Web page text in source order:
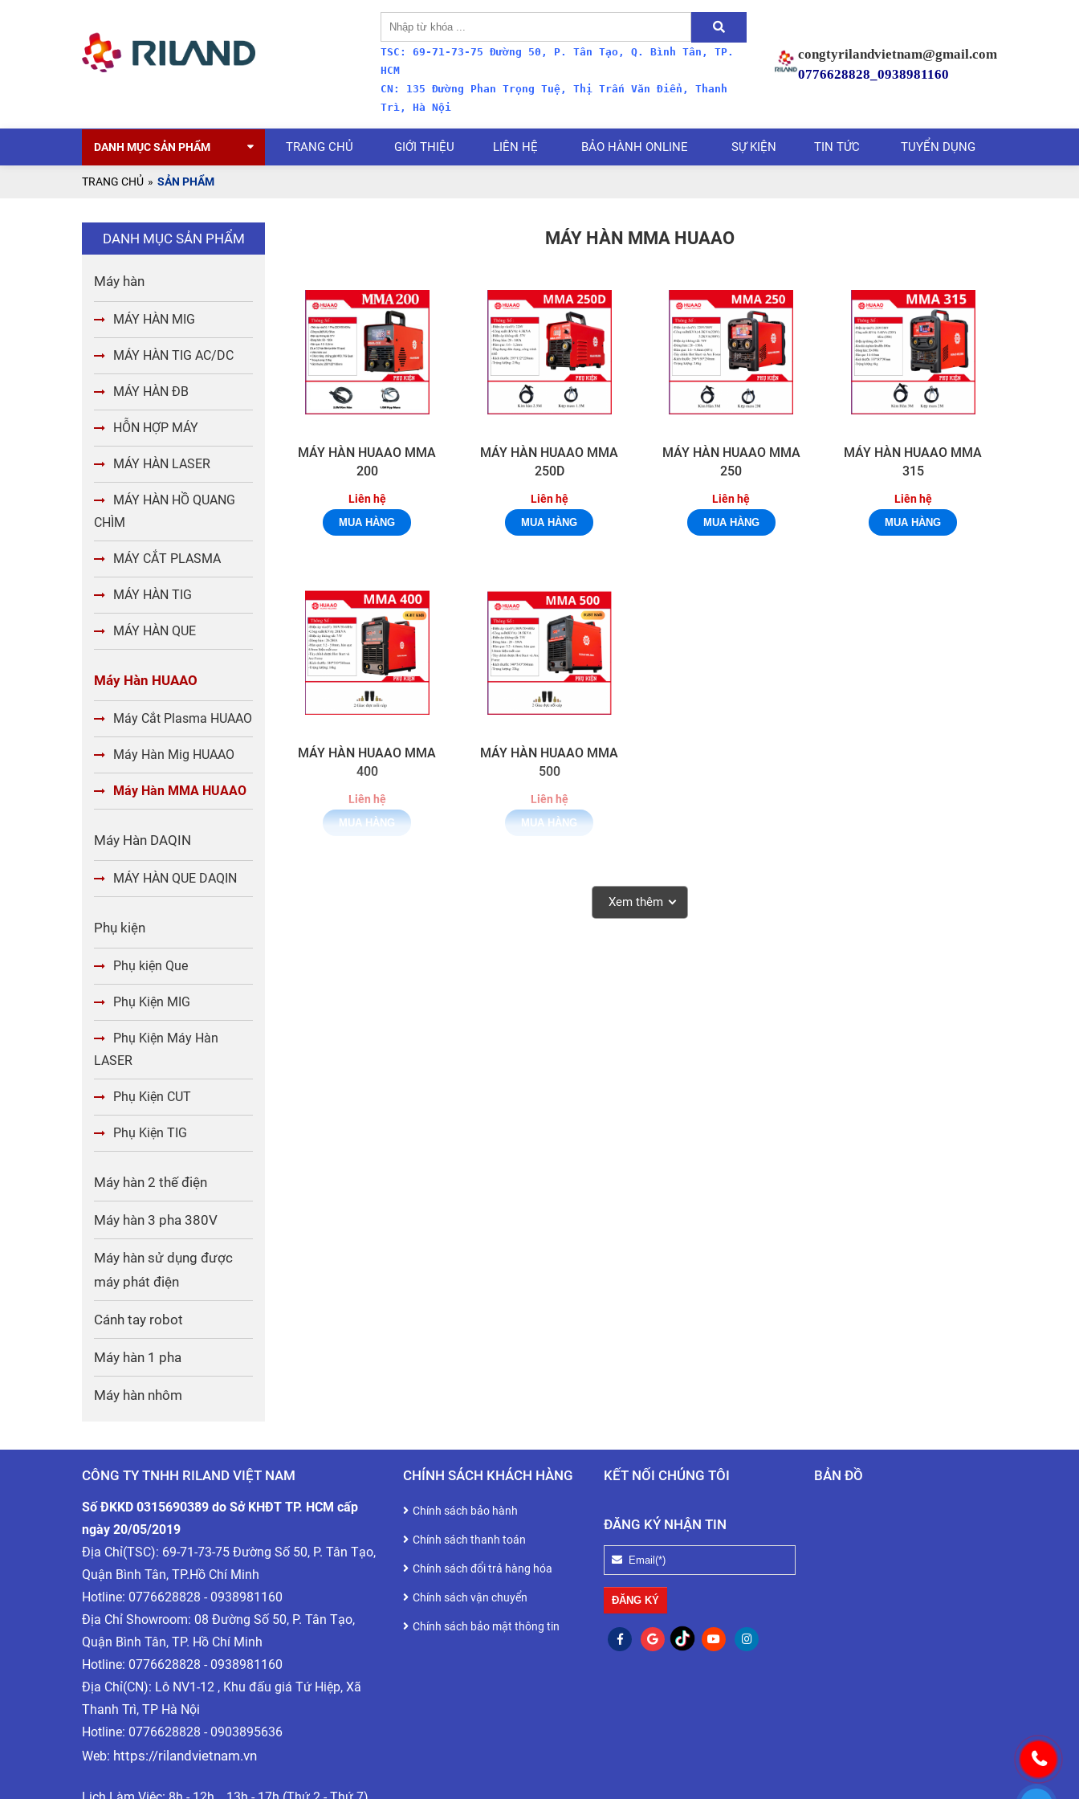
TSC: 69-71-73-75 Đường 50, P. Tân Tạo, Q. Bình Tân, TP.
HCM
CN: 135 Đường Phan Trọng Tuệ, Thị Trấn Văn Điển, Thanh
Trì, Hà Nội
congtyrilandvietnam@gmail.com
0776628828_ 0938981160
DANH MỤC SẢN PHẨM TRANG CHỦ GIỚI THIỆU LIÊN HỆ BẢO HÀNH ONLINE SỰ KIỆN TIN TỨC TUYỂN DỤNG
TRANG CHỦ » SẢN PHẨM
DANH MỤC SẢN PHẨM
Máy hàn
MÁY HÀN MIG
MÁY HÀN TIG AC/DC
MÁY HÀN ĐB
HỖN HỢP MÁY
MÁY HÀN LASER
MÁY HÀN HỒ QUANG
CHÌM
MÁY CẮT PLASMA
MÁY HÀN TIG
MÁY HÀN QUE
Máy Hàn HUAAO
Máy Cắt Plasma HUAAO
Máy Hàn Mig HUAAO
Máy Hàn MMA HUAAO
Máy Hàn DAQIN
MÁY HÀN QUE DAQIN
Phụ kiện
Phụ kiện Que
Phụ Kiện MIG
Phụ Kiện Máy Hàn
LASER
Phụ Kiện CUT
Phụ Kiện TIG
Máy hàn 2 thế điện
Máy hàn 3 pha 380V
Máy hàn sử dụng được
máy phát điện
Cánh tay robot
Máy hàn 1 pha
Máy hàn nhôm
MÁY HÀN MMA HUAAO
MÁY HÀN HUAAO MMA
200
Liên hệ
MÁY HÀN HUAAO MMA
250D
Liên hệ
MÁY HÀN HUAAO MMA
250
Liên hệ
MÁY HÀN HUAAO MMA
315
Liên hệ
MÁY HÀN HUAAO MMA
400
Liên hệ
MÁY HÀN HUAAO MMA
500
Liên hệ
Xem thêm
CÔNG TY TNHH RILAND VIỆT NAM
Số ĐKKD 0315690389 do Sở KHĐT TP. HCM cấp
ngày 20/05/2019
Địa Chỉ(TSC): 69-71-73-75 Đường Số 50, P. Tân Tạo,
Quận Bình Tân, TP.Hồ Chí Minh
Hotline: 0776628828 - 0938981160
Địa Chỉ Showroom: 08 Đường Số 50, P. Tân Tạo,
Quận Bình Tân, TP. Hồ Chí Minh
Hotline: 0776628828 - 0938981160
Địa Chỉ(CN): Lô NV1-12 , Khu đấu giá Tứ Hiệp, Xã
Thanh Trì, TP Hà Nội
Hotline: 0776628828 - 0903895636
Web: https://rilandvietnam.vn
CHÍNH SÁCH KHÁCH HÀNG
Chính sách bảo hành
Chính sách thanh toán
Chính sách đổi trả hàng hóa
Chính sách vận chuyển
Chính sách bảo mật thông tin
KẾT NỐI CHÚNG TÔI
ĐĂNG KÝ NHẬN TIN
BẢN ĐỒ